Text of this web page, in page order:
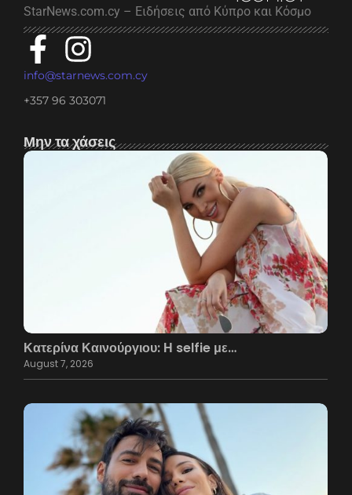
StarNews.com.cy – Ειδήσεις από Κύπρο και Κόσμο
info@starnews.com.cy
+357 96 303071
Μην τα χάσεις
Κατερίνα Καινούργιου: Η selfie με…
August 7, 2026